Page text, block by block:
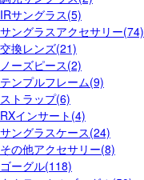
IRサングラス(5)
サングラスアクセサリー(74)
交換レンズ(21)
ノーズピース(2)
テンプルフレーム(9)
ストラップ(6)
RXインサート(4)
サングラスケース(24)
その他アクセサリー(8)
ゴーグル(118)